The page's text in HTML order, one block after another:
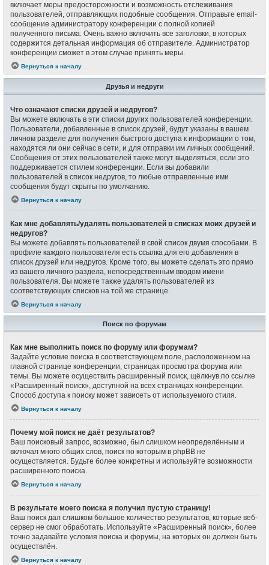
включает меры предосторожности и возможность отслеживания
пользователей, отправляющих подобные сообщения. Отправьте email-
сообщение администратору конференции с полной копией
полученного письма. Очень важно включить все заголовки, в которых
содержится детальная информация об отправителе. Администратор
конференции сможет в этом случае принять меры.
Вернуться к началу
Друзья и недруги
Что означают списки друзей и недругов?
Вы можете включать в эти списки других пользователей конференции.
Пользователи, добавленные в список друзей, будут указаны в вашем
личном разделе для получения быстрого доступа к информации о том,
находятся ли они сейчас в сети, и для отправки им личных сообщений.
Сообщения от этих пользователей также могут выделяться, если это
поддерживается стилем конференции. Если вы добавили
пользователей в список недругов, то любые отправленные ими
сообщения будут скрыты по умолчанию.
Вернуться к началу
Как мне добавлять/удалять пользователей в списках моих друзей и
недругов?
Вы можете добавлять пользователей в свой список двумя способами. В
профиле каждого пользователя есть ссылка для его добавления в
список друзей или недругов. Кроме того, вы можете сделать это прямо
из вашего личного раздела, непосредственным вводом имени
пользователя. Вы можете также удалять пользователей из
соответствующих списков на той же странице.
Вернуться к началу
Поиск по форумам
Как мне выполнить поиск по форуму или форумам?
Задайте условие поиска в соответствующем поле, расположенном на
главной странице конференции, страницах просмотра форума или
темы. Вы можете осуществить расширенный поиск, щёлкнув по ссылке
«Расширенный поиск», доступной на всех страницах конференции.
Способ доступа к поиску может зависеть от используемого стиля.
Вернуться к началу
Почему мой поиск не даёт результатов?
Ваш поисковый запрос, возможно, был слишком неопределённым и
включал много общих слов, поиск по которым в phpBB не
осуществляется. Будьте более конкретны и используйте возможности
расширенного поиска.
Вернуться к началу
В результате моего поиска я получил пустую страницу!
Ваш поиск дал слишком большое количество результатов, которые веб-
сервер не смог обработать. Используйте «Расширенный поиск», более
точно задавайте условия поиска и форумы, на которых он должен быть
осуществлён.
Вернуться к началу